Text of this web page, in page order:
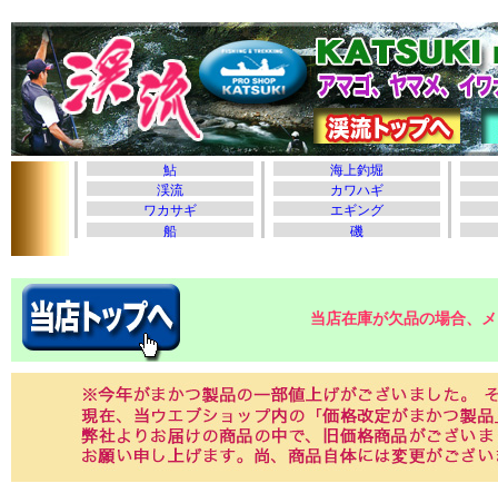
当店在庫が欠品の場合、